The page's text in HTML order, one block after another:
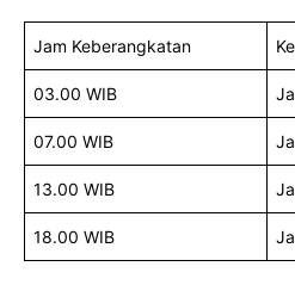
Jam Keberangkatan
03.00 WIB
07.00 WIB
13.00 WIB
18.00 WIB